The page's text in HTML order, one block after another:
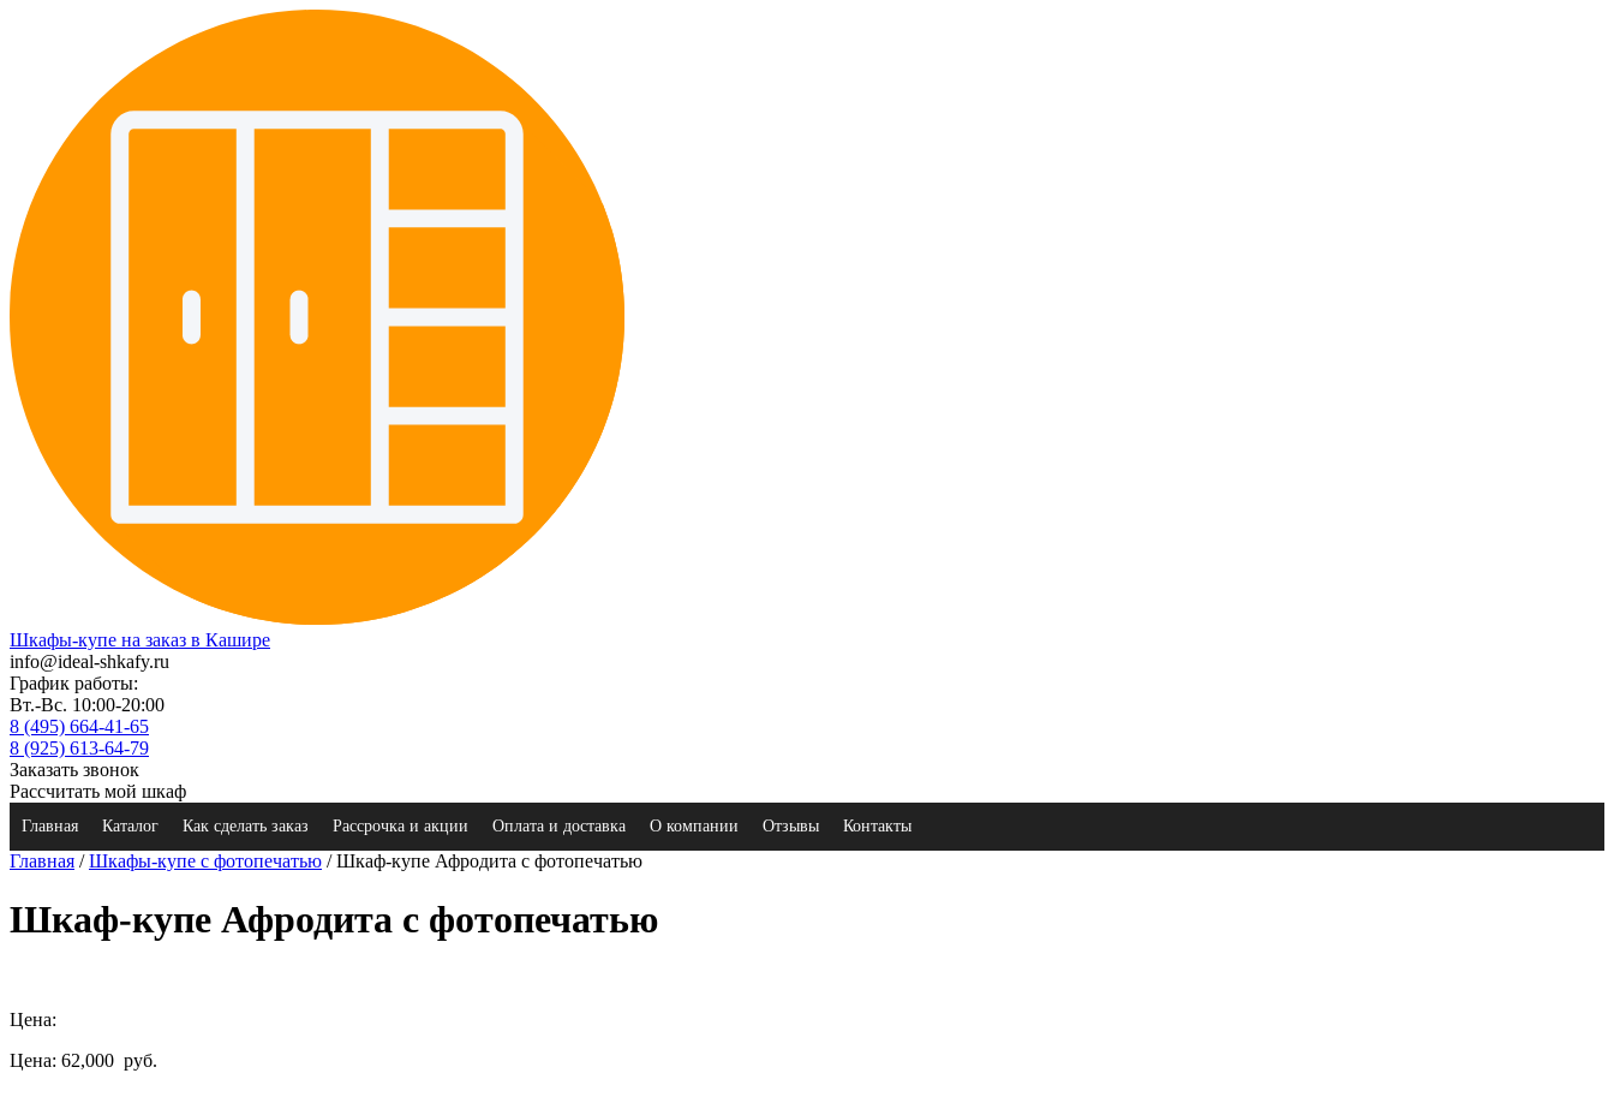
Шкафы-купе на заказ в Кашире
info@ideal-shkafy.ru
График работы:
Вт.-Вс. 10:00-20:00
8 (495) 664-41-65
8 (925) 613-64-79
Заказать звонок
Рассчитать мой шкаф
Главная Каталог Как сделать заказ Рассрочка и акции Оплата и доставка О компании Отзывы Контакты
Главная /Шкафы-купе с фотопечатью / Шкаф-купе Афродита с фотопечатью
Шкаф-купе Афродита с фотопечатью
Цена:
Цена: 62,000 руб.